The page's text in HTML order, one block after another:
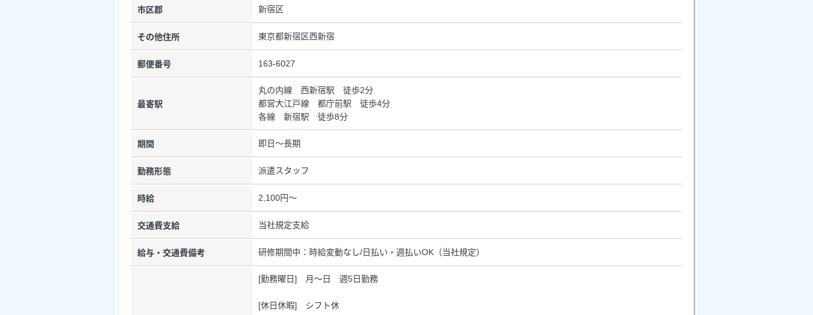
市区郡 新宿区
その他住所 東京都新宿区西新宿
郵便番号 163-6027
最寄駅
丸の内線 西新宿駅 徒歩2分
都営大江戸線 都庁前駅 徒歩4分
各線 新宿駅 徒歩8分
期間 即日～長期
勤務形態 派遣スタッフ
時給 2,100円～
交通費支給 当社規定支給
給与・交通費備考 研修期間中：時給変動なし/日払い・週払いOK（当社規定）
[勤務曜日] 月～日 週5日勤務
[休日休暇] シフト休